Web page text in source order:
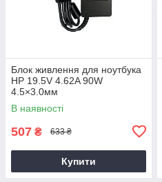
Блок живлення для ноутбука
HP 19.5V 4.62A 90W
4.5×3.0мм
В наявності
507 ₴ 633 ₴
Купити